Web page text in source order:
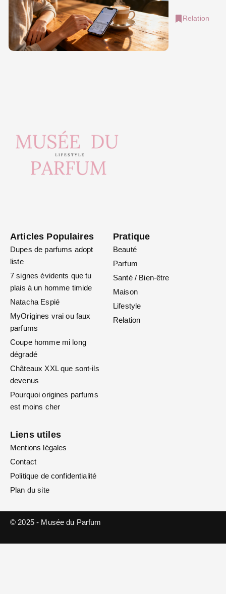
Relation
Articles Populaires
Dupes de parfums adopt
liste
7 signes évidents que tu
plais à un homme timide
Natacha Espié
MyOrigines vrai ou faux
parfums
Coupe homme mi long
dégradé
Châteaux XXL que sont-ils
devenus
Pourquoi origines parfums
est moins cher
Pratique
Beauté
Parfum
Santé / Bien-être
Maison
Lifestyle
Relation
Liens utiles
Mentions légales
Contact
Politique de confidentialité
Plan du site
© 2025 - Musée du Parfum